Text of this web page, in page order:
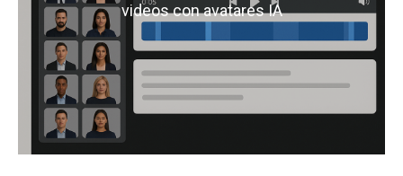
videos con avatares IA